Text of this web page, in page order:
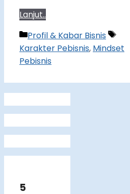
Lanjut..
Categories
Profil & Kabar Bisnis
Tags
Karakter Pebisnis, Mindset
Pebisnis
5